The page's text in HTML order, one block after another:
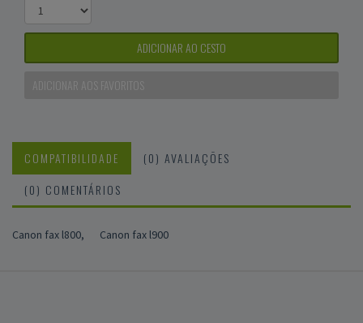
ADICIONAR AO CESTO
ADICIONAR AOS FAVORITOS
COMPATIBILIDADE
(0) AVALIAÇÕES
(0) COMENTÁRIOS
Canon fax l800, Canon fax l900